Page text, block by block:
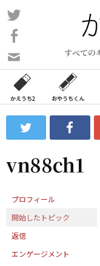
コ
ン
ン
ツ
ス
ッ
すべての
い
合
わ
フ
ォ
ム
かえうち2 おやうちくん
vn88ch1
プロフィール
開始したトピック
返信
エンゲージメント